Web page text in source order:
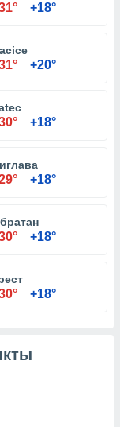
+18°
+20°
+18°
+18°
+18°
+18°